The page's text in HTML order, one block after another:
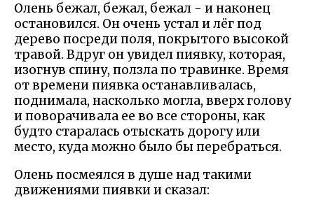
Олень бежал, бежал, бежал - и наконец
остановился. Он очень устал и лёг под
дерево посреди поля, покрытого высокой
травой. Вдруг он увидел пиявку, которая,
изогнув спину, ползла по травинке. Время
от времени пиявка останавливалась,
поднимала, насколько могла, вверх голову
и поворачивала ее во все стороны, как
будто старалась отыскать дорогу или
место, куда можно было бы перебраться.
Олень посмеялся в душе над такими
движениями пиявки и сказал: